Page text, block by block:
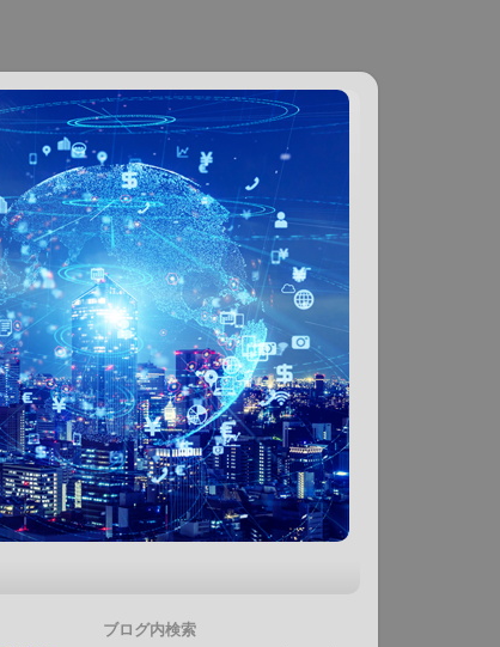
ブログ内検索